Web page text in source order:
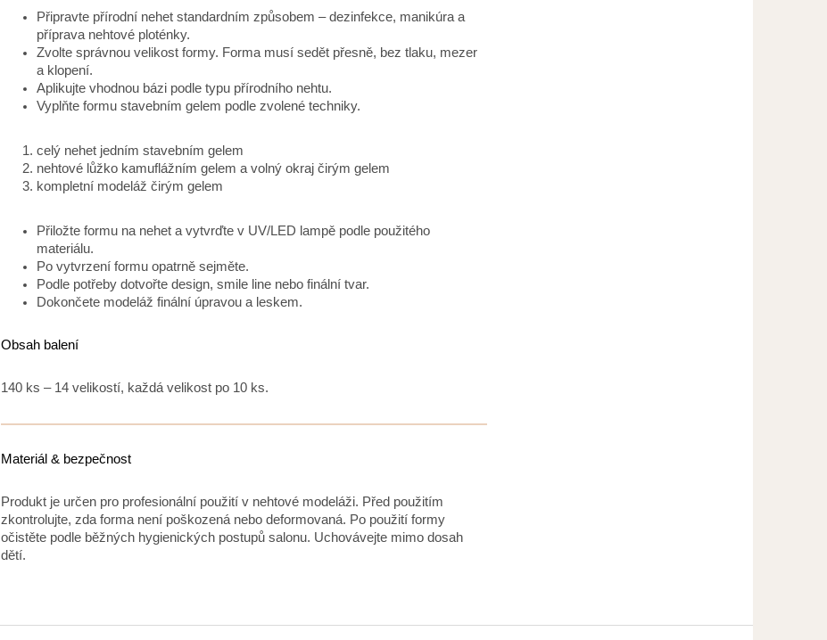
Připravte přírodní nehet standardním způsobem – dezinfekce, manikúra a
příprava nehtové ploténky.
Zvolte správnou velikost formy. Forma musí sedět přesně, bez tlaku, mezer
a klopení.
Aplikujte vhodnou bázi podle typu přírodního nehtu.
Vyplňte formu stavebním gelem podle zvolené techniky.
celý nehet jedním stavebním gelem
nehtové lůžko kamuflážním gelem a volný okraj čirým gelem
kompletní modeláž čirým gelem
Přiložte formu na nehet a vytvrďte v UV/LED lampě podle použitého
materiálu.
Po vytvrzení formu opatrně sejměte.
Podle potřeby dotvořte design, smile line nebo finální tvar.
Dokončete modeláž finální úpravou a leskem.
Obsah balení
140 ks – 14 velikostí, každá velikost po 10 ks.
Materiál & bezpečnost
Produkt je určen pro profesionální použití v nehtové modeláži. Před použitím
zkontrolujte, zda forma není poškozená nebo deformovaná. Po použití formy
očistěte podle běžných hygienických postupů salonu. Uchovávejte mimo dosah
dětí.